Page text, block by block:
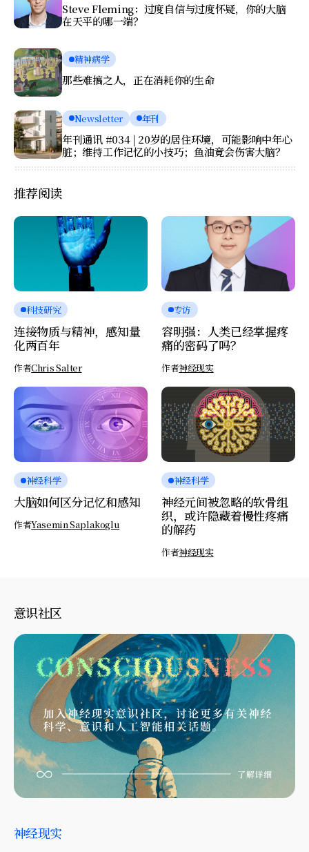
Steve Fleming：过度自信与过度怀疑，你的大脑
在天平的哪一端？
精神病学
那些难搞之人，正在消耗你的生命
Newsletter 年刊
年刊通讯 #034 | 20岁的居住环境，可能影响中年心
脏；维持工作记忆的小技巧；鱼油竟会伤害大脑？
推荐阅读
科技研究
连接物质与精神，感知量
化两百年
作者Chris Salter
专访
容明强：人类已经掌握疼
痛的密码了吗？
作者神经现实
神经科学
大脑如何区分记忆和感知
作者Yasemin Saplakoglu
神经科学
神经元间被忽略的软骨组
织，或许隐藏着慢性疼痛
的解药
作者神经现实
意识社区
神经现实